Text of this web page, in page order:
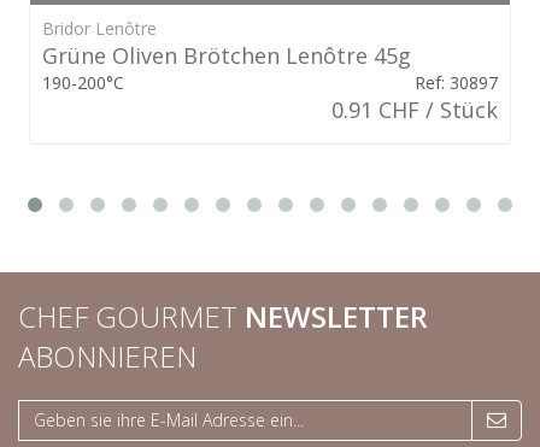
Bridor Lenôtre
Grüne Oliven Brötchen Lenôtre 45g
190-200°C Ref: 30897
0.91 CHF / Stück
CHEF GOURMET NEWSLETTER
ABONNIEREN